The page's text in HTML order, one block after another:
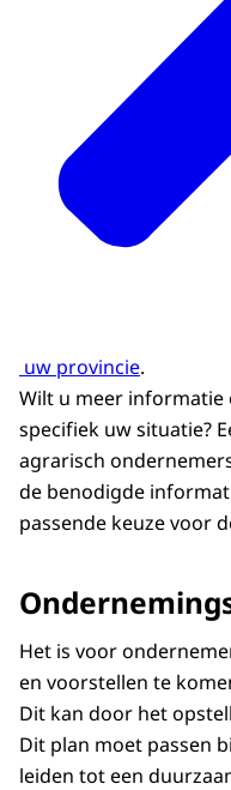
uw provincie.
Wilt u meer informatie
specifiek uw situatie?
agrarisch
de benodigde
passende keuze voor
Het is voor
en voorstellen te
Dit kan door het
Dit plan moet passen
leiden tot een